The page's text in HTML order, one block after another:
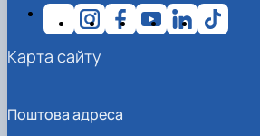
Поштова адреса
Карта сайту